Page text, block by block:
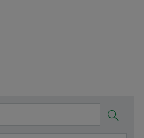
습니다. 새 엘리먼트 버튼
니에 모아 한 번에 주문하